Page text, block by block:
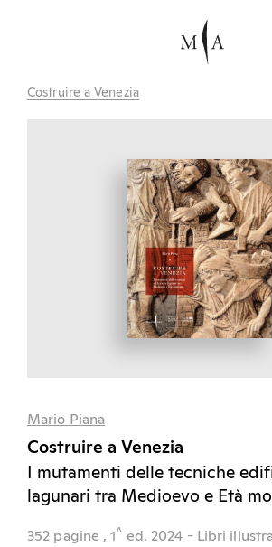
Costruire a Venezia
Mario Piana
Costruire a Venezia
I mutamenti delle tecniche
lagunari tra Medioevo e Età
352 pagine , 1^ ed. 2024 - Libri